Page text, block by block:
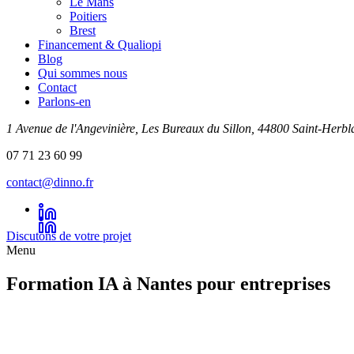
Poitiers
Brest
Financement & Qualiopi
Blog
Qui sommes nous
Contact
Parlons-en
1 Avenue de l'Angevinière, Les Bureaux du Sillon, 44800 Saint-
07 71 23 60 99
contact@dinno.fr
Discutons de votre projet
Menu
Formation IA à Nantes pour entreprises